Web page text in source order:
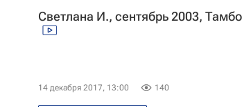
Светлана И., сентябрь 2003,
14 декабря 2017, 13:00 140